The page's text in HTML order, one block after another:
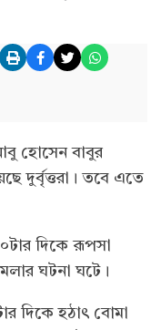
হোসেন বাবুর
দুর্বৃত্তরা। তবে এতে
দিকে রূপসা
ঘটনা ঘটে।
দিকে হঠাৎ বোমা